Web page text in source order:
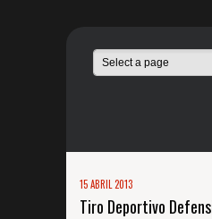
15 ABRIL 2013
Tiro Deportivo